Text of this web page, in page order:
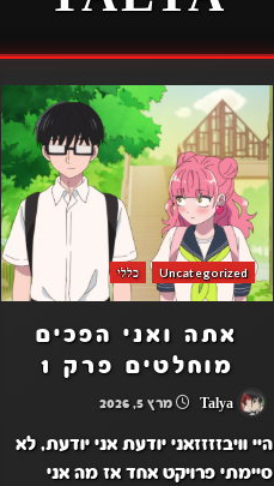
Uncategorized כללי
אתה ואני הפכים
מוחלטים פרק 1
מרץ 5, 2026
היי וויבזזזזאני יודעת אני יודעת, לא
סיימתי פרויקט אחד אז מה אני